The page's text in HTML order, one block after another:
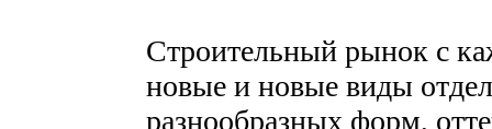
Строительный рынок с
новые и новые виды
разнообразных форм,